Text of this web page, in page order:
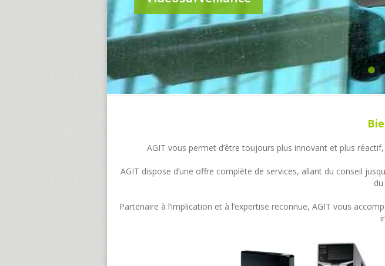
AGIT vous permet d’être toujours plus innovant et plus
AGIT dispose d’une offre complète de services, allant du conseil
Partenaire à l’implication et à l’expertise reconnue, AGIT vous